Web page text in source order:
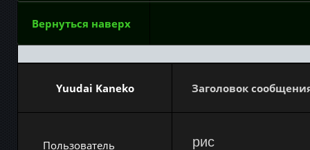
Вернуться наверх
Yuudai Kaneko Заголовок
Пользователь рис